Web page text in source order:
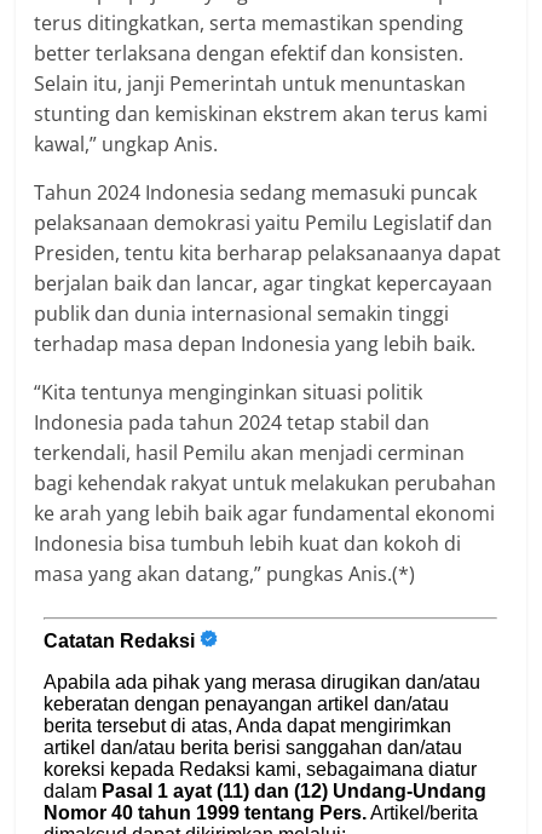
terus ditingkatkan, serta memastikan spending
better terlaksana dengan efektif dan konsisten.
Selain itu, janji Pemerintah untuk menuntaskan
stunting dan kemiskinan ekstrem akan terus kami
kawal,” ungkap Anis.
Tahun 2024 Indonesia sedang memasuki puncak
pelaksanaan demokrasi yaitu Pemilu Legislatif dan
Presiden, tentu kita berharap pelaksanaanya dapat
berjalan baik dan lancar, agar tingkat kepercayaan
publik dan dunia internasional semakin tinggi
terhadap masa depan Indonesia yang lebih baik.
“Kita tentunya menginginkan situasi politik
Indonesia pada tahun 2024 tetap stabil dan
terkendali, hasil Pemilu akan menjadi cerminan
bagi kehendak rakyat untuk melakukan perubahan
ke arah yang lebih baik agar fundamental ekonomi
Indonesia bisa tumbuh lebih kuat dan kokoh di
masa yang akan datang,” pungkas Anis.(*)